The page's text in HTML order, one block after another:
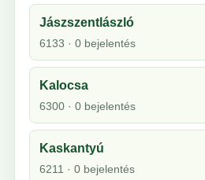
Jászszentlászló
6133 · 0 bejelentés
Kalocsa
6300 · 0 bejelentés
Kaskantyú
6211 · 0 bejelentés